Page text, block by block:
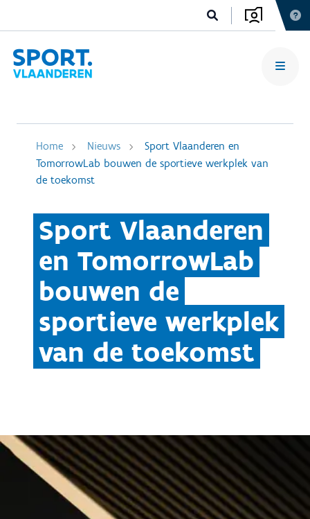
Home Nieuws
Sport Vlaanderen en
TomorrowLab bouwen de sportieve werkplek van
de toekomst
Sport Vlaanderen
en TomorrowLab
bouwen de
sportieve werkplek
van de toekomst